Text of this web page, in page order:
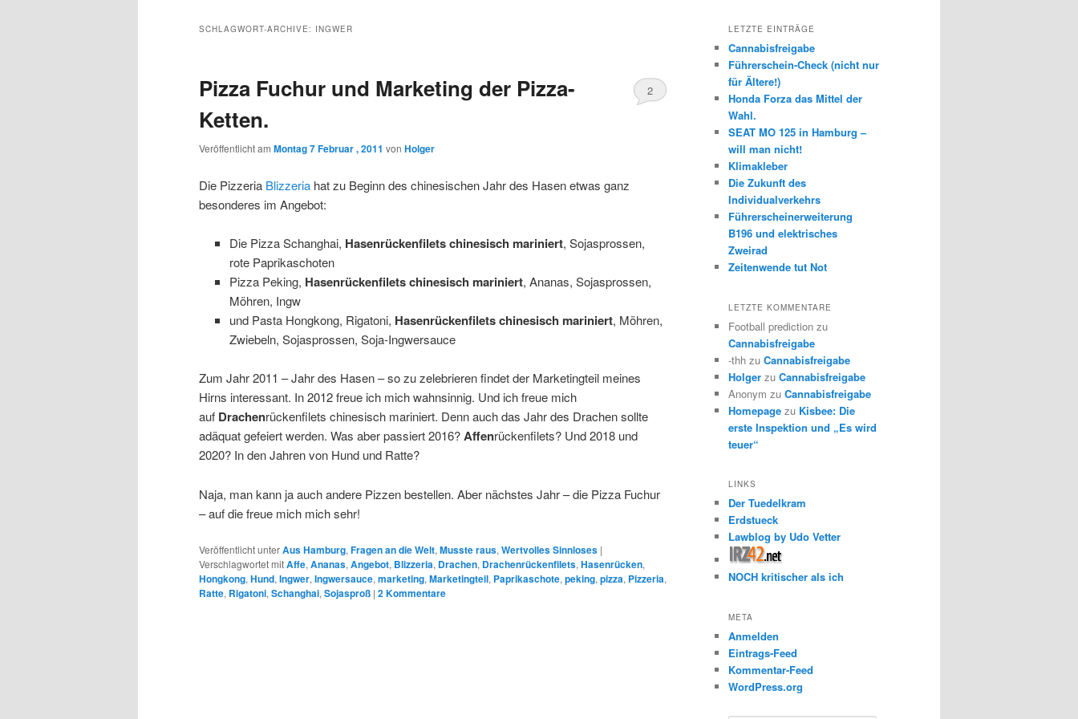
wechseln
SCHLAGWORT-ARCHIVE: INGWER
Pizza Fuchur und Marketing der Pizza-
Ketten.
Veröffentlicht am Montag 7 Februar , 2011 von Holger
2
Die Pizzeria Blizzeria hat zu Beginn des chinesischen Jahr des Hasen etwas ganz
besonderes im Angebot:
Die Pizza Schanghai, Hasenrückenfilets chinesisch mariniert, Sojasprossen,
rote Paprikaschoten
Pizza Peking, Hasenrückenfilets chinesisch mariniert, Ananas, Sojasprossen,
Möhren, Ingw
und Pasta Hongkong, Rigatoni, Hasenrückenfilets chinesisch mariniert, Möhren,
Zwiebeln, Sojasprossen, Soja-Ingwersauce
Zum Jahr 2011 – Jahr des Hasen – so zu zelebrieren findet der Marketingteil meines
Hirns interessant. In 2012 freue ich mich wahnsinnig. Und ich freue mich
auf Drachenrückenfilets chinesisch mariniert. Denn auch das Jahr des Drachen sollte
adäquat gefeiert werden. Was aber passiert 2016?Affenrückenfilets? Und 2018 und
2020? In den Jahren von Hund und Ratte?
Naja, man kann ja auch andere Pizzen bestellen. Aber nächstes Jahr – die Pizza Fuchur
– auf die freue mich mich sehr!
Veröffentlicht unterAus Hamburg, Fragen an die Welt, Musste raus, Wertvolles Sinnloses |
Verschlagwortet mitAffe, Ananas, Angebot, Blizzeria, Drachen, Drachenrückenfilets, Hasenrücken,
Hongkong, Hund, Ingwer, Ingwersauce, marketing, Marketingteil, Paprikaschote, peking, pizza, Pizzeria,
Ratte, Rigatoni, Schanghai, Sojasproß | 2Kommentare
LETZTE EINTRÄGE
Cannabisfreigabe
Führerschein-Check (nicht nur
für Ältere!)
Honda Forza das Mittel der
Wahl.
SEAT MO 125 in Hamburg –
will man nicht!
Klimakleber
Die Zukunft des
Individualverkehrs
Führerscheinerweiterung
B196 und elektrisches
Zweirad
Zeitenwende tut Not
LETZTE KOMMENTARE
Football prediction zu
Cannabisfreigabe
-thh zu Cannabisfreigabe
Holger zu Cannabisfreigabe
Anonym zu Cannabisfreigabe
Homepage zu Kisbee: Die
erste Inspektion und „Es wird
teuer“
LINKS
Der Tuedelkram
Erdstueck
Lawblog by Udo Vetter
NOCH kritischer als ich
META
Anmelden
Eintrags-Feed
Kommentar-Feed
WordPress.org